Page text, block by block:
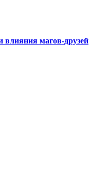
влияния магов-друзей